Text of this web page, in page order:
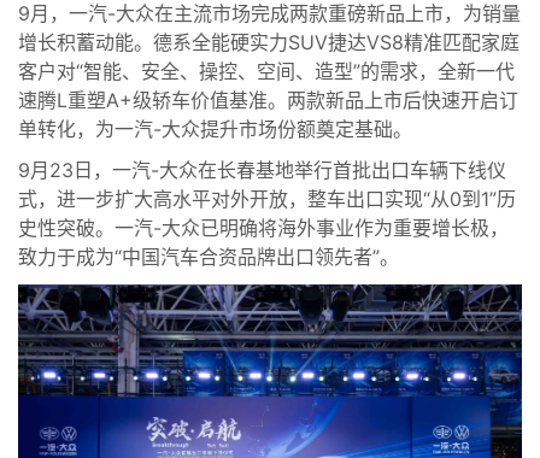
9月，一汽-大众在主流市场完成两款重磅新品上市，为销量
增长积蓄动能。德系全能硬实力SUV捷达VS8精准匹配家庭
客户对“智能、安全、操控、空间、造型”的需求，全新一代
速腾L重塑A+级轿车价值基准。两款新品上市后快速开启订
单转化，为一汽-大众提升市场份额奠定基础。
9月23日，一汽-大众在长春基地举行首批出口车辆下线仪
式，进一步扩大高水平对外开放，整车出口实现“从0到1”历
史性突破。一汽-大众已明确将海外事业作为重要增长极，
致力于成为“中国汽车合资品牌出口领先者”。